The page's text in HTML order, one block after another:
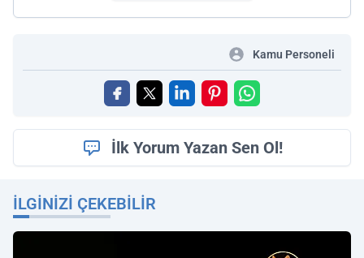
Kamu Personeli
İlk Yorum Yazan Sen Ol!
İLGINIZI ÇEKEBILIR